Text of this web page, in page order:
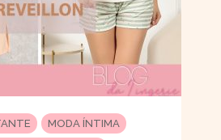
MODA ÍNTIMA